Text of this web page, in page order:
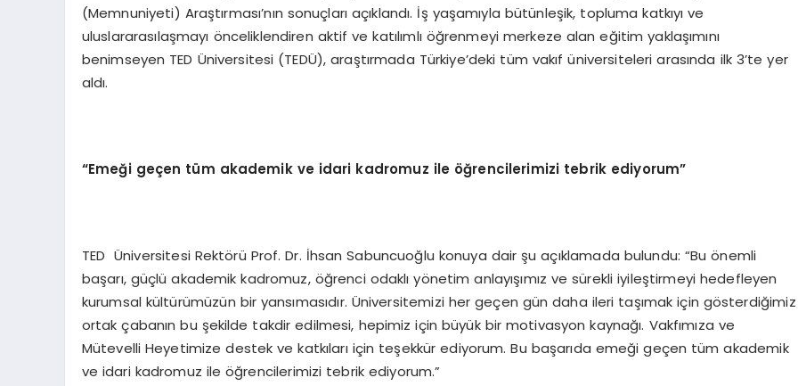
(Memnuniyeti) Araştırması’nın sonuçları açıklandı. İş yaşamıyla bütünleşik, topluma katkıyı ve
uluslararasılaşmayı önceliklendiren aktif ve katılımlı öğrenmeyi merkeze alan eğitim yaklaşımını
benimseyen TED Üniversitesi (TEDÜ), araştırmada Türkiye’deki tüm vakıf üniversiteleri arasında ilk 3’te yer
aldı.
“Emeği geçen tüm akademik ve idari kadromuz ile öğrencilerimizi tebrik ediyorum”
TED Üniversitesi Rektörü Prof. Dr. İhsan Sabuncuoğlu konuya dair şu açıklamada bulundu: “Bu önemli
başarı, güçlü akademik kadromuz, öğrenci odaklı yönetim anlayışımız ve sürekli iyileştirmeyi hedefleyen
kurumsal kültürümüzün bir yansımasıdır. Üniversitemizi her geçen gün daha ileri taşımak için gösterdiğimiz
ortak çabanın bu şekilde takdir edilmesi, hepimiz için büyük bir motivasyon kaynağı. Vakfımıza ve
Mütevelli Heyetimize destek ve katkıları için teşekkür ediyorum. Bu başarıda emeği geçen tüm akademik
ve idari kadromuz ile öğrencilerimizi tebrik ediyorum.”